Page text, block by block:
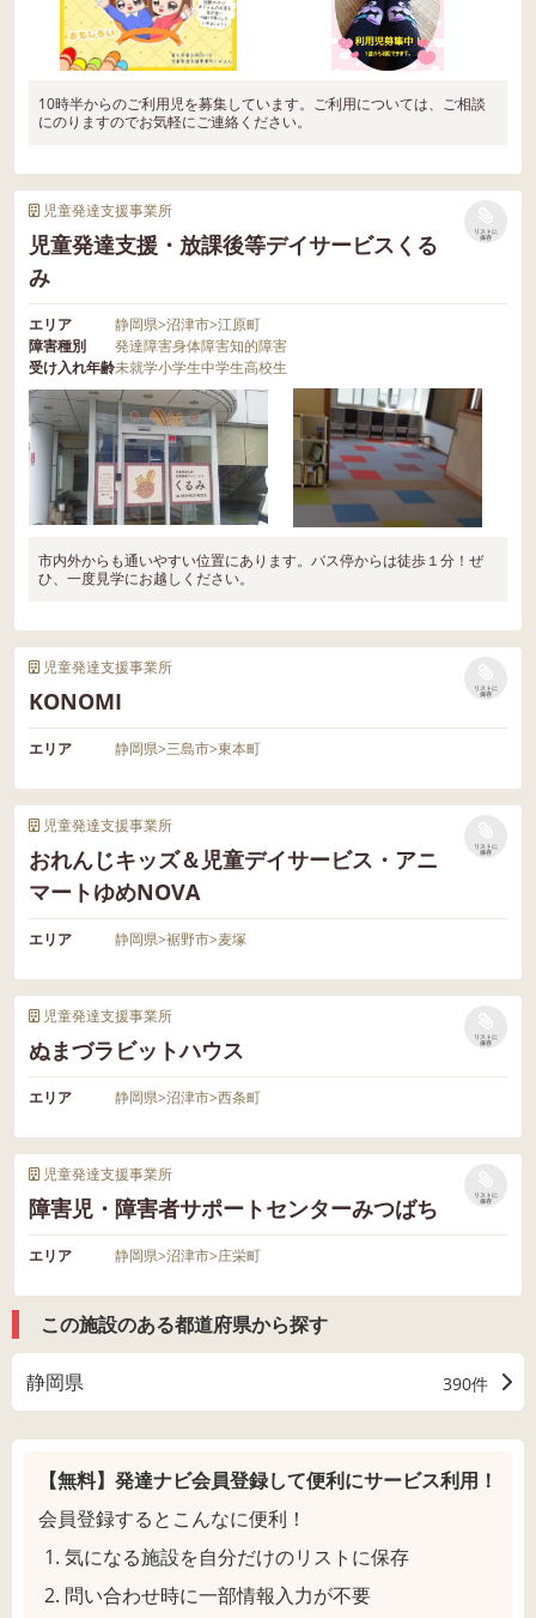
10時半からのご利用児を募集しています。ご利用については、ご相談
にのりますのでお気軽にご連絡ください。
児童発達支援事業所
児童発達支援・放課後等デイサービスくる
み
リストに
保存
エリア 静岡県>沼津市>江原町
障害種別
発達障害身体障害知的障害
受け入れ年齢未就学小学生中学生高校生
市内外からも通いやすい位置にあります。バス停からは徒歩１分！ぜ
ひ、一度見学にお越しください。
児童発達支援事業所
KONOMI
リストに
保存
エリア 静岡県>三島市>東本町
児童発達支援事業所
おれんじキッズ＆児童デイサービス・アニ
マートゆめNOVA
リストに
保存
エリア 静岡県>裾野市>麦塚
児童発達支援事業所
ぬまづラビットハウス
リストに
保存
エリア 静岡県>沼津市>西条町
児童発達支援事業所
障害児・障害者サポートセンターみつばち
リストに
保存
エリア 静岡県>沼津市>庄栄町
この施設のある都道府県から探す
静岡県 390件
【無料】発達ナビ会員登録して便利にサービス利用！
会員登録するとこんなに便利！
気になる施設を自分だけのリストに保存
問い合わせ時に一部情報入力が不要